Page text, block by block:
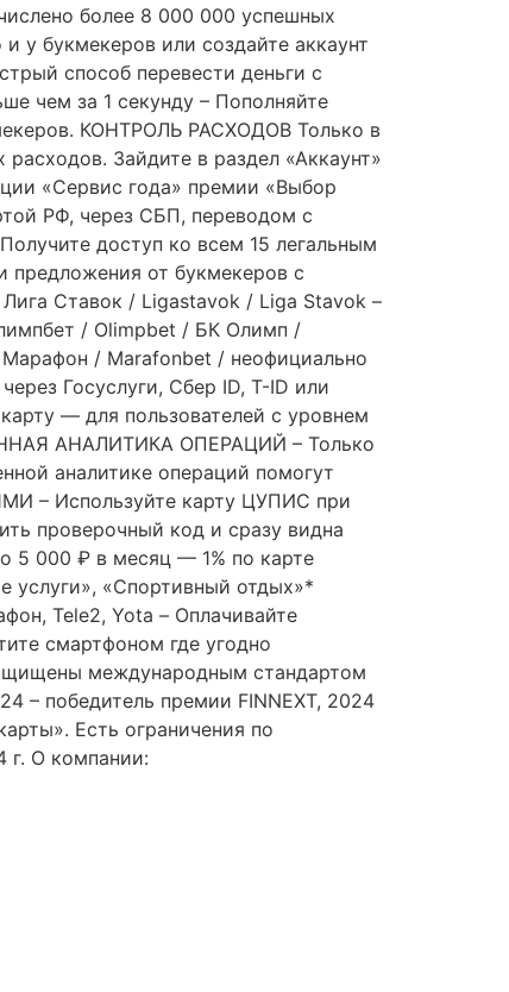
более 8 000 000 успешных
букмекеров или создайте аккаунт
способ перевести деньги с
чем за 1 секунду – Пополняйте
КОНТРОЛЬ РАСХОДОВ Только в
Зайдите в раздел «Аккаунт»
«Сервис года» премии «Выбор
РФ, через СБП, переводом с
доступ ко всем 15 легальным
предложения от букмекеров с
Ставок / Ligastavok / Liga Stavok –
/ Olimpbet / БК Олимп /
/ Marafonbet / неофициально
Госуслуги, Сбер ID, T-ID или
— для пользователей с уровнем
АНАЛИТИКА ОПЕРАЦИЙ – Только
аналитике операций помогут
– Используйте карту ЦУПИС при
проверочный код и сразу видна
5 000 ₽ в месяц — 1% по карте
услуги», «Спортивный отдых»*
Tele2, Yota – Оплачивайте
смартфоном где угодно
международным стандартом
– победитель премии FINNEXT, 2024
Есть ограничения по
г. О компании: